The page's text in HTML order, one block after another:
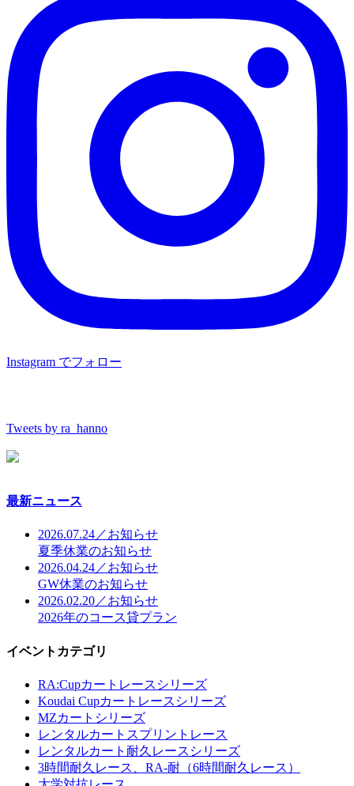
Instagram でフォロー
Tweets by ra_hanno
最新ニュース
2026.07.24／お知らせ
夏季休業のお知らせ
2026.04.24／お知らせ
GW休業のお知らせ
2026.02.20／お知らせ
2026年のコース貸プラン
イベントカテゴリ
RA:Cupカートレースシリーズ
Koudai Cupカートレースシリーズ
MZカートシリーズ
レンタルカートスプリントレース
レンタルカート耐久レースシリーズ
3時間耐久レース、RA-耐（6時間耐久レース）